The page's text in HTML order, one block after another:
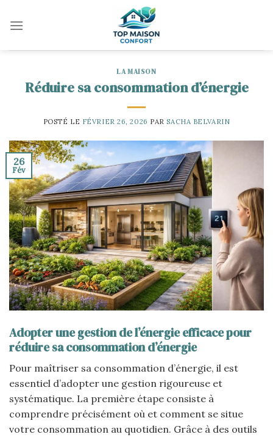
LA MAISON
Réduire sa consommation d’énergie
POSTÉ LE FÉVRIER 26, 2026 PARSACHA BELVARIN
26
Fév
Adopter une gestion de l’énergie efficace pour
réduire sa consommation d’énergie
Pour maîtriser sa consommation d’énergie, il est
essentiel d’adopter une gestion rigoureuse et
systématique. La première étape consiste à
comprendre précisément où et comment se situe
votre consommation au quotidien. Grâce à des outils